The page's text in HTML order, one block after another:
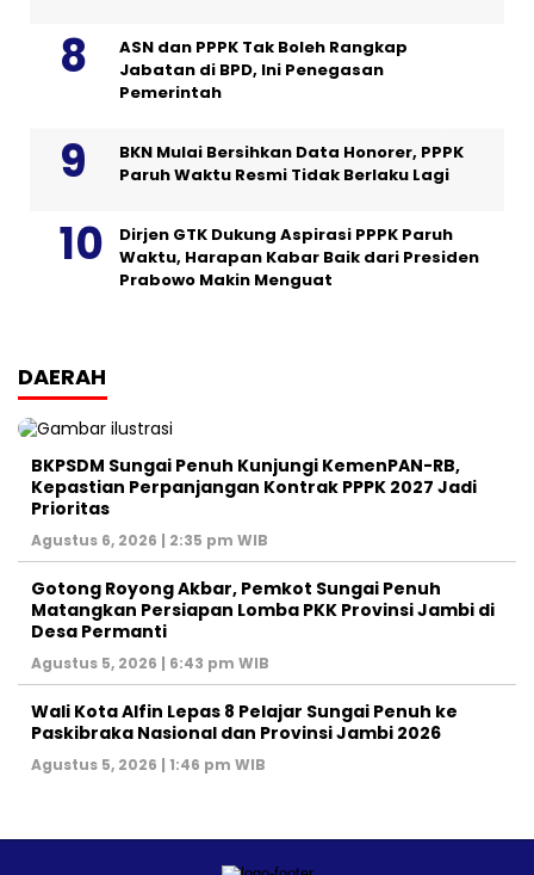
ASN dan PPPK Tak Boleh Rangkap
Jabatan di BPD, Ini Penegasan
Pemerintah
BKN Mulai Bersihkan Data Honorer, PPPK
Paruh Waktu Resmi Tidak Berlaku Lagi
Dirjen GTK Dukung Aspirasi PPPK Paruh
Waktu, Harapan Kabar Baik dari Presiden
Prabowo Makin Menguat
DAERAH
BKPSDM Sungai Penuh Kunjungi KemenPAN-RB,
Kepastian Perpanjangan Kontrak PPPK 2027 Jadi
Prioritas
Agustus 6, 2026 | 2:35 pm WIB
Gotong Royong Akbar, Pemkot Sungai Penuh
Matangkan Persiapan Lomba PKK Provinsi Jambi di
Desa Permanti
Agustus 5, 2026 | 6:43 pm WIB
Wali Kota Alfin Lepas 8 Pelajar Sungai Penuh ke
Paskibraka Nasional dan Provinsi Jambi 2026
Agustus 5, 2026 | 1:46 pm WIB